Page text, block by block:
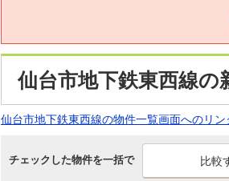
仙台市地下鉄東西線
仙台市地下鉄東西線の物件一覧画面へのリン
チェックした物件を一括で